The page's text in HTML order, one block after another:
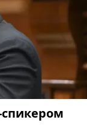
спикером